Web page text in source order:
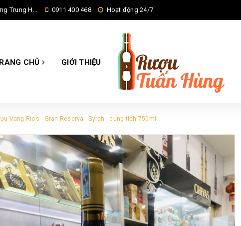
Giấy, Hà Nội, 0911 400 468 Hoạt động 24/7
CHỦ GIỚI THIỆU
Vang Rios - Gran Reserva - Syrah - dung tích 750ml